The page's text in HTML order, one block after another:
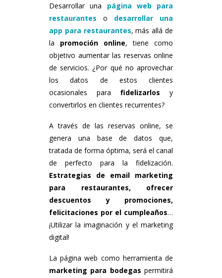
Desarrollar una página web para
restaurantes o desarrollar una
app para restaurantes, más allá de
la promoción online, tiene como
objetivo aumentar las reservas online
de servicios. ¿Por qué no aprovechar
los datos de estos clientes
ocasionales para fidelizarlos y
convertirlos en clientes recurrentes?
A través de las reservas online, se
genera una base de datos que,
tratada de forma óptima, será el canal
de perfecto para la fidelización.
Estrategias de email marketing
para restaurantes, ofrecer
descuentos y promociones,
felicitaciones por el cumpleaños…
¡Utilizar la imaginación y el marketing
digital!
La página web como herramienta de
marketing para bodegas permitirá